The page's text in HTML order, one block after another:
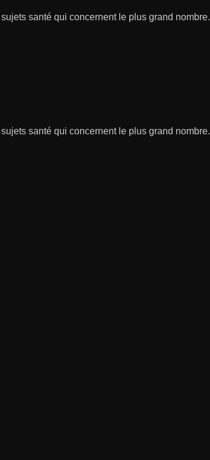
santé qui concernent le plus grand nombre.
santé qui concernent le plus grand nombre.